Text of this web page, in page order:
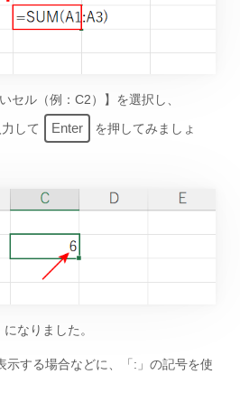
ル（例：C2）】を選択し、
して
Enter
を押してみましょ
なりました。
示する場合などに、「:」の記号を使